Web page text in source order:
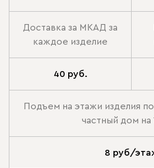
Доставка за МКАД за
каждое изделие
40 руб.
Подъем на этажи изделия
частный дом на
8 руб/